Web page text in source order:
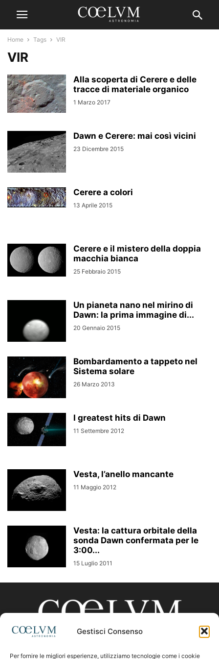
Gestisci Consenso
Per fornire le migliori esperienze, utilizziamo tecnologie come i cookie
Home Tags VIR
VIR
Alla scoperta di Cerere e delle
tracce di materiale organico
1 Marzo 2017
Dawn e Cerere: mai così vicini
23 Dicembre 2015
Cerere a colori
13 Aprile 2015
Cerere e il mistero della doppia
macchia bianca
25 Febbraio 2015
Un pianeta nano nel mirino di
Dawn: la prima immagine di...
20 Gennaio 2015
Bombardamento a tappeto nel
Sistema solare
26 Marzo 2013
I greatest hits di Dawn
11 Settembre 2012
Vesta, l’anello mancante
11 Maggio 2012
Vesta: la cattura orbitale della
sonda Dawn confermata per le
3:00...
15 Luglio 2011